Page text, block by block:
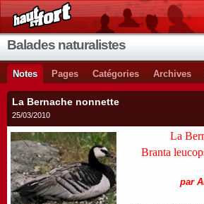
Balades naturalistes
Notes Pages Catégories Archives
La Bernache nonnette
25/03/2010
La
Branta
par